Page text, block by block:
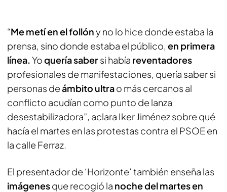
“Me metí en el follóny no lo hice donde estaba la
prensa, sino donde estaba el público, en primera
línea.Yoquería sabersi había reventadores
profesionales de manifestaciones, quería saber si
personas deámbito ultrao más cercanos al
conflicto acudían como punto de lanza
desestabilizadora”, aclara Iker Jiménez sobre qué
hacía el martes en las protestas contra el PSOE en
la calle Ferraz.
El presentador de ‘Horizonte’ también enseña las
imágenesque recogió la noche del martes en